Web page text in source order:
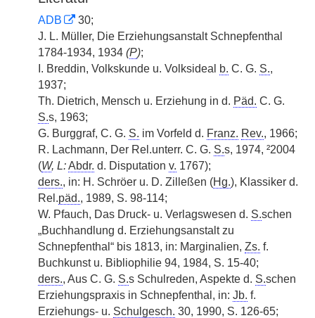
ADB
30;
J. L. Müller, Die Erziehungsanstalt Schnepfenthal
1784-1934, 1934 (P);
I. Breddin, Volkskunde u. Volksideal
b. C. G. S.,
1937;
Th. Dietrich, Mensch u. Erziehung in d. Päd. C. G.
S.s, 1963;
G. Burggraf, C. G. S. im Vorfeld d. Franz. Rev., 1966;
R. Lachmann, Der Rel.unterr. C. G. S.s, 1974, ²2004
(W, L:Abdr. d. Disputation v. 1767);
ders., in: H. Schröer u. D. Zilleßen (Hg.), Klassiker d.
Rel.päd., 1989, S. 98-114;
W. Pfauch, Das Druck- u. Verlagswesen d. S.schen
„Buchhandlung d. Erziehungsanstalt zu
Schnepfenthal“ bis 1813, in: Marginalien, Zs. f.
Buchkunst u. Bibliophilie 94, 1984, S. 15-40;
ders., Aus C. G. S.s Schulreden, Aspekte d. S.schen
Erziehungspraxis in Schnepfenthal, in: Jb. f.
Erziehungs- u. Schulgesch. 30, 1990, S. 126-65;